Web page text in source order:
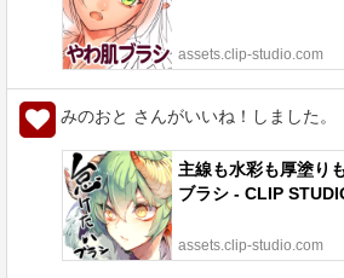
assets.clip-studio.com
みのおと さんがいいね！しました。
主線も水彩も厚塗り
ブラシ - CLIP
assets.clip-studio.com